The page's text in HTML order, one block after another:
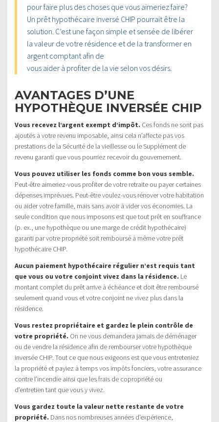
pour faire plus des choses que vous aimeriez faire?
Un prêt hypothécaire inversé CHIP pourrait être la
solution. C’est une façon simple et sensée de libérer
la valeur de votre résidence et de la transformer en
argent comptant afin de
vous aider à profiter de la vie selon vos désirs.
AVANTAGES D’UNE
HYPOTHÈQUE INVERSÉE CHIP
Vous recevez l’argent exempt d’impôt. Ces fonds ne sont pas
ajoutés à votre revenu imposable, ainsi cela n’affecte pas vos
prestations de la Sécurité de la vieillesse ou le Supplément de
revenu garanti que vous pourriez recevoir du gouvernement.
Vous pouvez utiliser les fonds comme bon vous semble.
Peut-être aimeriez-vous profiter de votre retraite ou payer certaines
dépenses imprévues. Peut-être voulez-vous rénover votre habitation
ou aider votre famille, mais sans avoir à vider vos économies. La
seule condition que nous imposons est que tout prêt en souffrance
(p. ex., une hypothèque ou une marge de crédit hypothécaire)
garanti par votre propriété soit remboursé à même votre prêt
hypothécaire CHIP.
Aucun paiement hypothécaire régulier n’est requis tant
que vous ou votre conjoint vivez dans la résidence. Le
montant complet du prêt arrive à échéance et doit être remboursé
seulement quand vous et votre conjoint ne vivez plus dans la
résidence.
Vous restez propriétaire et gardez le plein contrôle de
votre propriété. On ne vous demandera jamais de déménager
ou de vendre la résidence afin de rembourser votre hypothèque
inversée CHIP. Tout ce que nous exigeons est que vous entreteniez
la propriété et payiez à temps vos impôts fonciers, votre assurance
contre l’incendie ainsi que les frais de copropriété ou
d’entretien tant que vous y vivez.
Vous gardez toute la valeur nette restante de votre
propriété. Dans nos nombreuses années d’expérience,